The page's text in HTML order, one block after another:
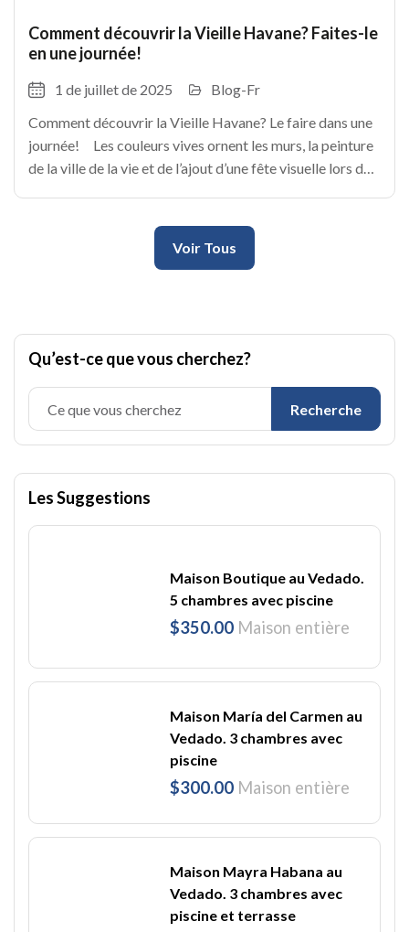
Comment découvrir la Vieille Havane? Faites-le
en une journée!
1 de juillet de 2025
Blog-Fr
Comment découvrir la Vieille Havane? Le faire dans une
journée! Les couleurs vives ornent les murs, la peinture
de la ville de la vie et de l’ajout d’une fête visuelle lors de
Voir Tous
Qu’est-ce que vous cherchez?
Recherche
Les Suggestions
Maison Boutique au Vedado.
5 chambres avec piscine
$350.00 Maison entière
Maison María del Carmen au
Vedado. 3 chambres avec
piscine
$300.00 Maison entière
Maison Mayra Habana au
Vedado. 3 chambres avec
piscine et terrasse